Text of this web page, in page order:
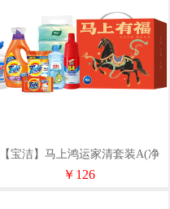
【宝洁】马上鸿运家清套装A(净
含量3751g）
￥126